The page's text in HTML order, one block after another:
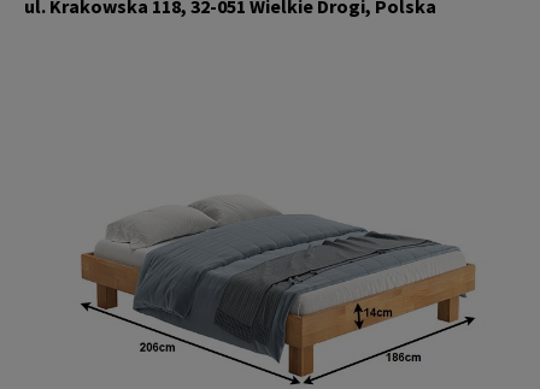
ul. Krakowska 118, 32-051 Wielkie Drogi, Polska